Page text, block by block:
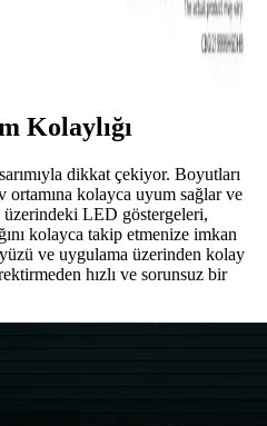
yüksek hız ve geniş kapsama
kolaylığı sağlayan modern
Kolaylığı
dikkat çekiyor. Boyutları
kolayca uyum sağlar ve
LED göstergeleri,
kolayca takip etmenize imkan
ve uygulama üzerinden kolay
hızlı ve sorunsuz bir